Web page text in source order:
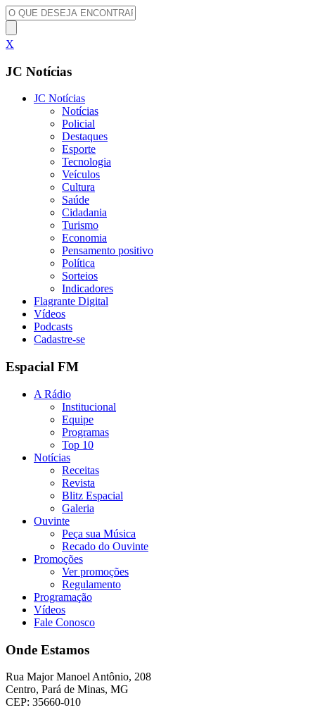
X
JC Notícias
JC Notícias
Notícias
Policial
Destaques
Esporte
Tecnologia
Veículos
Cultura
Saúde
Cidadania
Turismo
Economia
Pensamento positivo
Política
Sorteios
Indicadores
Flagrante Digital
Vídeos
Podcasts
Cadastre-se
Espacial FM
A Rádio
Institucional
Equipe
Programas
Top 10
Notícias
Receitas
Revista
Blitz Espacial
Galeria
Ouvinte
Peça sua Música
Recado do Ouvinte
Promoções
Ver promoções
Regulamento
Programação
Vídeos
Fale Conosco
Onde Estamos
Rua Major Manoel Antônio, 208
Centro, Pará de Minas, MG
CEP: 35660-010